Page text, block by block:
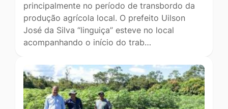
principalmente no período de transbordo da
produção agrícola local. O prefeito Uilson
José da Silva “linguiça” esteve no local
acompanhando o início do trab…